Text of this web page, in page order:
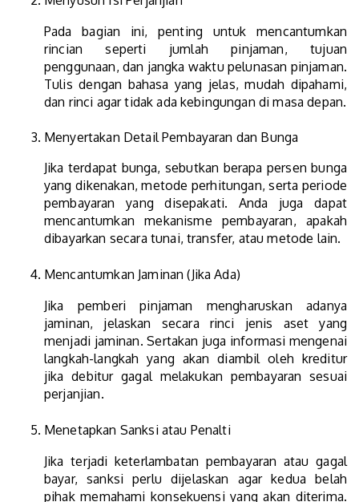
Pada bagian ini, penting untuk mencantumkan
rincian seperti jumlah pinjaman, tujuan
penggunaan, dan jangka waktu pelunasan pinjaman.
Tulis dengan bahasa yang jelas, mudah dipahami,
dan rinci agar tidak ada kebingungan di masa depan.
Menyertakan Detail Pembayaran dan Bunga
Jika terdapat bunga, sebutkan berapa persen bunga
yang dikenakan, metode perhitungan, serta periode
pembayaran yang disepakati. Anda juga dapat
mencantumkan mekanisme pembayaran, apakah
dibayarkan secara tunai, transfer, atau metode lain.
Mencantumkan Jaminan (Jika Ada)
Jika pemberi pinjaman mengharuskan adanya
jaminan, jelaskan secara rinci jenis aset yang
menjadi jaminan. Sertakan juga informasi mengenai
langkah-langkah yang akan diambil oleh kreditur
jika debitur gagal melakukan pembayaran sesuai
perjanjian.
Menetapkan Sanksi atau Penalti
Jika terjadi keterlambatan pembayaran atau gagal
bayar, sanksi perlu dijelaskan agar kedua belah
pihak memahami konsekuensi yang akan diterima.